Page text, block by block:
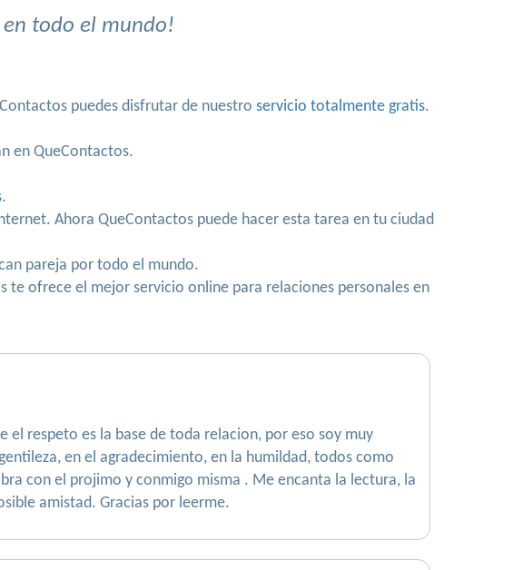
en todo el mundo!
puedes disfrutar de nuestro servicio totalmente gratis.
en QueContactos.
.
Ahora QueContactos puede hacer esta tarea en tu ciudad
pareja por todo el mundo.
te ofrece el mejor servicio online para relaciones personales en
el respeto es la base de toda relacion, por eso soy muy
en el agradecimiento, en la humildad, todos como
con el projimo y conmigo misma . Me encanta la lectura, la
amistad. Gracias por leerme.